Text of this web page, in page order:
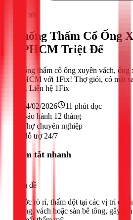
Sửa nhà
Chống Thấm Cổ Ống
TPHCM Triệt Để
Chống thấm cổ ống xuyên vách,
TPHCM với 1Fix! Thợ giỏi, có mặt
hạn. Liên hệ 1Fix
24/02/2026 11 phút đọc
Bảo hành 12 tháng
Thợ chuyên nghiệp
Hỗ trợ 24/7
Tóm tắt nhanh
Vấn đề
Nước rò rỉ, thấm dột tại các vị trí cổ
tường, vách hoặc sàn bê tông, gây